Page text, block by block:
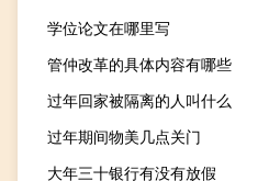
学位论文在哪里写
管仲改革的具体内容有哪些
过年回家被隔离的人叫什么
过年期间物美几点关门
大年三十银行有没有放假